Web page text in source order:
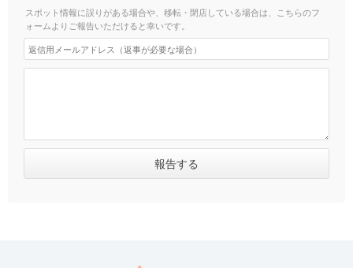
スポット情報に誤りがある場合や、移転・閉店している場合は、こちらのフ
ォームよりご報告いただけると幸いです。